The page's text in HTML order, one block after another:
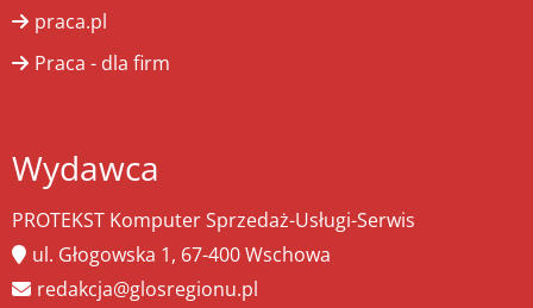
praca.pl
Praca - dla firm
Wydawca
PROTEKST Komputer Sprzedaż-Usługi-Serwis
ul. Głogowska 1, 67-400 Wschowa
redakcja@glosregionu.pl